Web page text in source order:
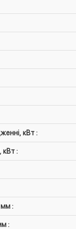
кВт :
кВт :
мм :
: